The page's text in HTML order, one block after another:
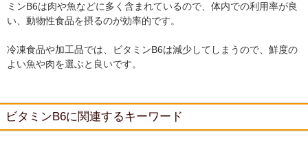
ミンB6は肉や魚などに多く含まれているので、体内での利用率が良
い、動物性食品を摂るのが効率的です。
冷凍食品や加工品では、ビタミンB6は減少してしまうので、鮮度の
よい魚や肉を選ぶと良いです。
ビタミンB6に関連するキーワード